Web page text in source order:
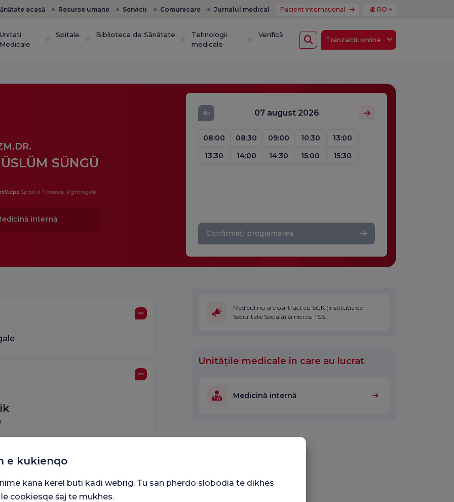
acasă Resurse umane Servicii Comunicare Jurnalul medical Pacient internațional RO
Unitati
Medicale
Spitale Biblioteca de Sănătate
Tehnologii
medicale
Verifică
Tranzacții online
SÜNGÜ
Spitalul Florence Nightingale
internă
07 august 2026
08:00 08:30 09:00 10:30
13:00
13:30
14:00 14:30 15:00 15:30
Confirmați programarea
Ege
Medicul nu are contract cu SGK (Instituția de
Securitate Socială) și nici cu TSS.
Unitățile medicale în care au lucrat
Medicină internă
e kukienqo
kana kerel buti kadi webrig. Tu san pherdo slobodia te dikhes
cookiesqe śaj te mukhes.